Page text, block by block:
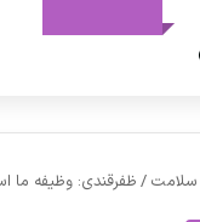
پوسته
سلامت / ظفرقندی: وظیفه ما